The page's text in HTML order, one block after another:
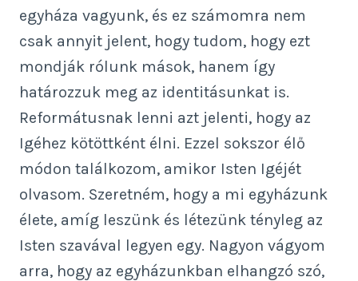
egyháza vagyunk, és ez számomra nem
csak annyit jelent, hogy tudom, hogy ezt
mondják rólunk mások, hanem így
határozzuk meg az identitásunkat is.
Reformátusnak lenni azt jelenti, hogy az
Igéhez kötöttként élni. Ezzel sokszor élő
módon találkozom, amikor Isten Igéjét
olvasom. Szeretném, hogy a mi egyházunk
élete, amíg leszünk és létezünk tényleg az
Isten szavával legyen egy. Nagyon vágyom
arra, hogy az egyházunkban elhangzó szó,